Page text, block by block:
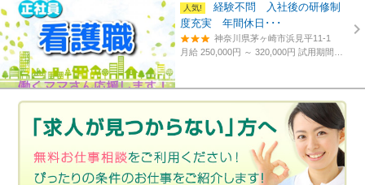
経験不問 入社後の研修制
度充実 年間休日･･･
神奈川県茅ヶ崎市浜見平11-1
月給 250,000円 ～ 320,000円試用期間あり。3カ月～4カ月。